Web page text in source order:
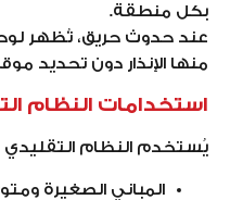
بكل منطقة.
عند حدوث حريق، تُظهر
منها الإنذار دون تحديد
استخدامات النظام
يُستخدم النظام التقليدي
المباني الصغيرة